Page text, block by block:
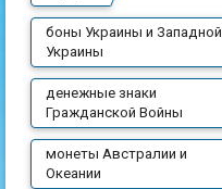
боны Украины и Западной
Украины
денежные знаки
Гражданской Войны
монеты Австралии и
Океании